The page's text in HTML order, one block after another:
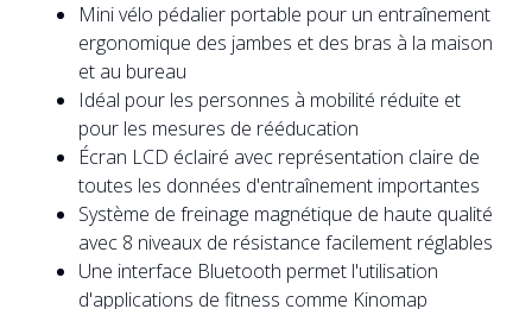
Mini vélo pédalier portable pour un entraînement
ergonomique des jambes et des bras à la maison
et au bureau
Idéal pour les personnes à mobilité réduite et
pour les mesures de rééducation
Écran LCD éclairé avec représentation claire de
toutes les données d'entraînement importantes
Système de freinage magnétique de haute qualité
avec 8 niveaux de résistance facilement réglables
Une interface Bluetooth permet l'utilisation
d'applications de fitness comme Kinomap